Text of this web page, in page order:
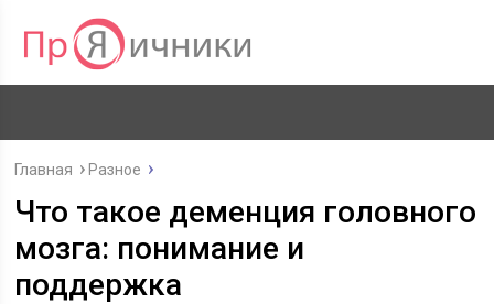
Главная Разное
Что такое деменция головного
мозга: понимание и
поддержка